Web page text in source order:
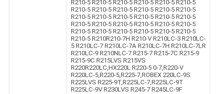
R210-5 R210-5 R210-5 R210-5 R210-5 R210-5
R210-5 R210-5 R210-5 R210-5 R210-5 R210-5
R210-5 R210-5 R210-5 R210-5 R210-5 R210-5
R210-5 R210-5 R210-5 R210-5 R210-5 R210-5
R210-5 R210-5 R210-5 R210-5 R210-5 R210-5
R210-5 R210R210-7H R210-V R210LC-3 R210LC-
5 R210LC-7 R210LC-7A R210LC-7H R210LC-7LR
R210LC-9 R210NLC-7 R215-7 R215-7C R215-9
R215-9C R215LVS R215VS
R220R220LC,HX220L R220-5 0-7,R220-V
R220LC-5,R220-5,R225-7,ROBEX 220LC-9S
R225LVS R225-9T,R225LC-7,R225LC-9T
R225LC-9V R230LVS R245-7 R245LC-9F